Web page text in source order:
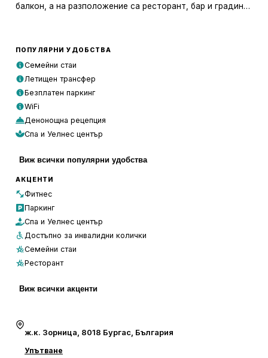
балкон, а на разположение са ресторант, бар и градина.
екран и напълно оборудвана кухня с микровълнова
са хавлии и спално бельо.
Персоналът на рецепцията е на разположение за
съдействие. В обекта има детска площадка, а се
предлагат и велосипеди и автомобили под наем.
Бургас — на 5 км. Най-близкото летище е Бургас, на 9
км, като се предлага платен летищен трансфер.
ПОПУЛЯРНИ УДОБСТВА
Семейни стаи
Летищен трансфер
Безплатен паркинг
WiFi
Денонощна рецепция
Спа и Уелнес център
Виж всички популярни удобства
АКЦЕНТИ
Фитнес
Паркинг
Спа и Уелнес център
Достъпно за инвалидни колички
Семейни стаи
Ресторант
Виж всички акценти
ж.к. Зорница, 8018 Бургас, България
Упътване